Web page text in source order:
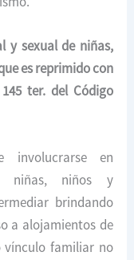
y sexual de niñas,
es reprimido con
ter. del Código
involucrarse en
niñas, niños y
brindando
a alojamientos de
vínculo familiar no